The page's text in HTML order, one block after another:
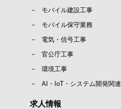
モバイル建設工事
モバイル保守業務
電気・信号工事
官公庁工事
環境工事
AI・IoT・システム開発関連
求人情報